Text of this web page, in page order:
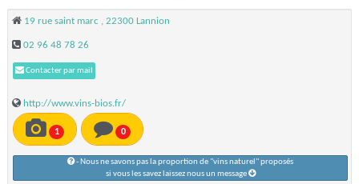
19 rue saint marc , 22300 Lannion
02 96 48 78 26
Contacter par mail
http://www.vins-bios.fr/
1 0
- Nous ne savons pas la proportion de "vins naturel" proposés
si vous les savez laissez nous un message